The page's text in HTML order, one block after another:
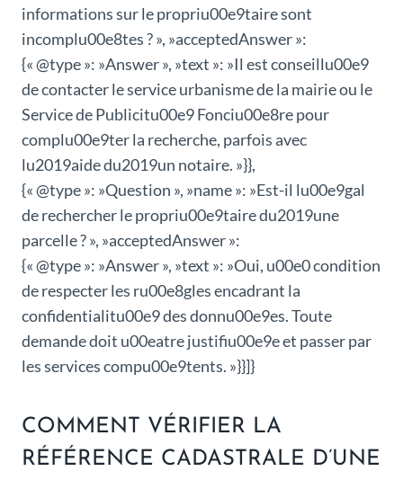
informations sur le propriu00e9taire sont
incomplu00e8tes ? », »acceptedAnswer »:
{« @type »: »Answer », »text »: »Il est conseillu00e9
de contacter le service urbanisme de la mairie ou le
Service de Publicitu00e9 Fonciu00e8re pour
complu00e9ter la recherche, parfois avec
lu2019aide du2019un notaire. »}},
{« @type »: »Question », »name »: »Est-il lu00e9gal
de rechercher le propriu00e9taire du2019une
parcelle ? », »acceptedAnswer »:
{« @type »: »Answer », »text »: »Oui, u00e0 condition
de respecter les ru00e8gles encadrant la
confidentialitu00e9 des donnu00e9es. Toute
demande doit u00eatre justifiu00e9e et passer par
les services compu00e9tents. »}}]}
COMMENT VÉRIFIER LA
RÉFÉRENCE CADASTRALE D’UNE